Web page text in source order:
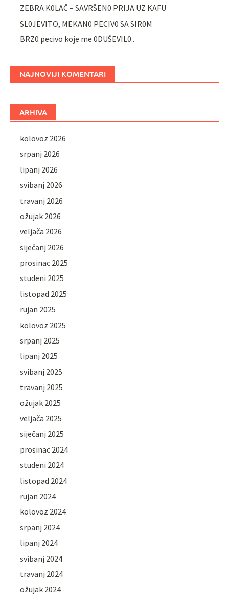
ZEBRA K0LAČ – SAVRŠEN0 PRIJA UZ KAFU
SL0JEVITO, MEKAN0 PECIV0 SA SIR0M
BRZ0 pecivo koje me 0DUŠEVIL0..
NAJNOVIJI KOMENTARI
ARHIVA
kolovoz 2026
srpanj 2026
lipanj 2026
svibanj 2026
travanj 2026
ožujak 2026
veljača 2026
siječanj 2026
prosinac 2025
studeni 2025
listopad 2025
rujan 2025
kolovoz 2025
srpanj 2025
lipanj 2025
svibanj 2025
travanj 2025
ožujak 2025
veljača 2025
siječanj 2025
prosinac 2024
studeni 2024
listopad 2024
rujan 2024
kolovoz 2024
srpanj 2024
lipanj 2024
svibanj 2024
travanj 2024
ožujak 2024